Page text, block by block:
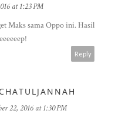
at 1:23 PM
Maks sama Oppo ini. Hasil
Reply
22, 2016 at 1:30 PM